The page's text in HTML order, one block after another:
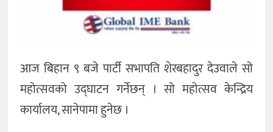
आज बिहान ९ बजे पार्टी सभापति शेरबहादुर देउवाले सो
महोत्सवको उद्घाटन गर्नेछन् । सो महोत्सव केन्द्रिय
कार्यालय, सानेपामा हुनेछ ।